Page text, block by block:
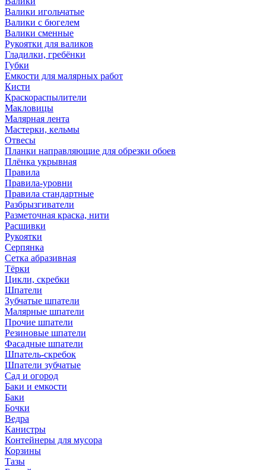
Валики игольчатые
Валики с бюгелем
Валики сменные
Рукоятки для валиков
Гладилки, гребёнки
Губки
Емкости для малярных работ
Кисти
Краскораспылители
Макловицы
Малярная лента
Мастерки, кельмы
Отвесы
Планки направляющие для обрезки обоев
Плёнка укрывная
Правила
Правила-уровни
Правила стандартные
Разбрызгиватели
Разметочная краска, нити
Расшивки
Рукоятки
Серпянка
Сетка абразивная
Тёрки
Цикли, скребки
Шпатели
Зубчатые шпатели
Малярные шпатели
Прочие шпатели
Резиновые шпатели
Фасадные шпатели
Шпатель-скребок
Шпатели зубчатые
Сад и огород
Баки и емкости
Баки
Бочки
Ведра
Канистры
Контейнеры для мусора
Корзины
Тазы